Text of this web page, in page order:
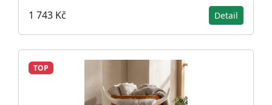
1 743 Kč Detail
TOP